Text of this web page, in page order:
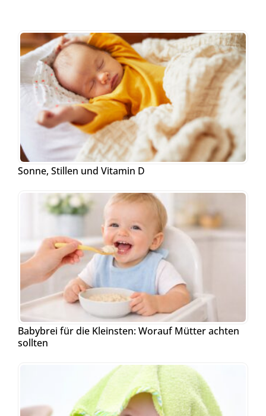
Sonne, Stillen und Vitamin D
Babybrei für die Kleinsten: Worauf Mütter achten
sollten